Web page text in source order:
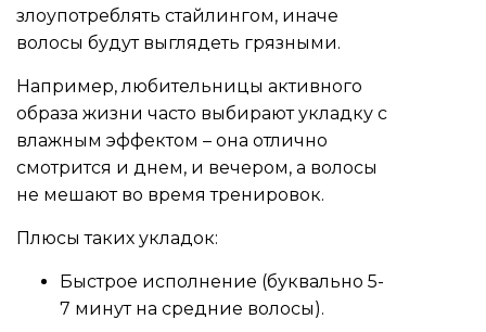
злоупотреблять стайлингом, иначе
волосы будут выглядеть грязными.
Например, любительницы активного
образа жизни часто выбирают укладку с
влажным эффектом – она отлично
смотрится и днем, и вечером, а волосы
не мешают во время тренировок.
Плюсы таких укладок:
Быстрое исполнение (буквально 5-
7 минут на средние волосы).